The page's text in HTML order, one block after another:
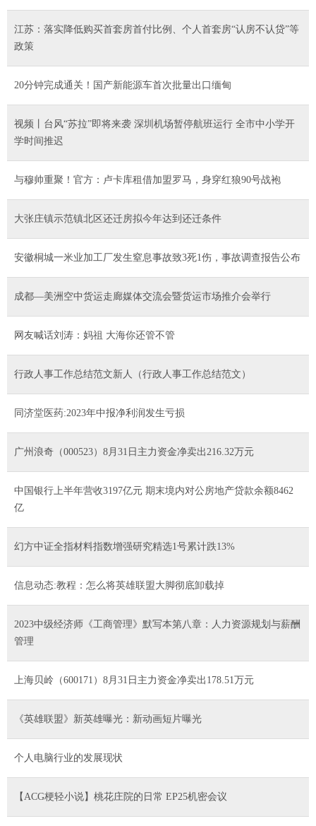
江苏：落实降低购买首套房首付比例、个人首套房“认房不认贷”等
政策
20分钟完成通关！国产新能源车首次批量出口缅甸
视频丨台风“苏拉”即将来袭 深圳机场暂停航班运行 全市中小学开
学时间推迟
与穆帅重聚！官方：卢卡库租借加盟罗马，身穿红狼90号战袍
大张庄镇示范镇北区还迁房拟今年达到还迁条件
安徽桐城一米业加工厂发生窒息事故致3死1伤，事故调查报告公布
成都—美洲空中货运走廊媒体交流会暨货运市场推介会举行
网友喊话刘涛：妈祖 大海你还管不管
行政人事工作总结范文新人（行政人事工作总结范文）
同济堂医药:2023年中报净利润发生亏损
广州浪奇（000523）8月31日主力资金净卖出216.32万元
中国银行上半年营收3197亿元 期末境内对公房地产贷款余额8462
亿
幻方中证全指材料指数增强研究精选1号累计跌13%
信息动态:教程：怎么将英雄联盟大脚彻底卸载掉
2023中级经济师《工商管理》默写本第八章：人力资源规划与薪酬
管理
上海贝岭（600171）8月31日主力资金净卖出178.51万元
《英雄联盟》新英雄曝光：新动画短片曝光
个人电脑行业的发展现状
【ACG梗轻小说】桃花庄院的日常 EP25机密会议